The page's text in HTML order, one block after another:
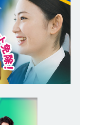
業界の知識・スキルを身に
データ分析のエキスパート
課題を解決 ｜ 土日祝完全
ティクスラボ
体育会積
に特化した人材紹介サービ